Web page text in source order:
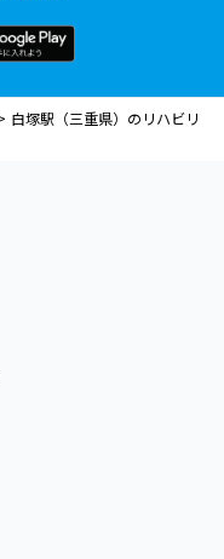
白塚駅（三重県）のリハビリ